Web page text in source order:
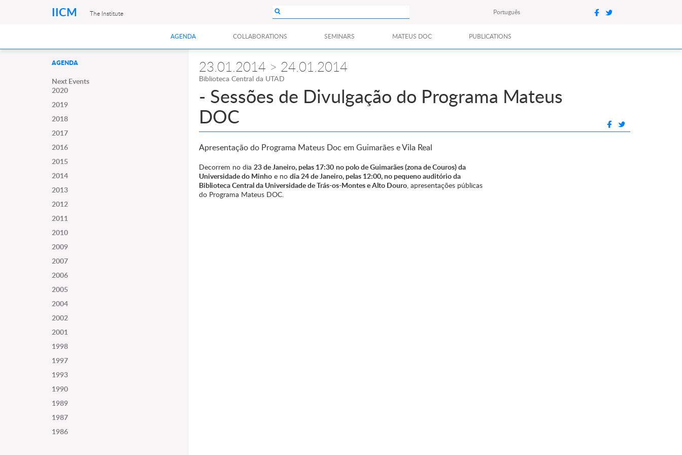
IICM The Institute Português
AGENDA COLLABORATIONS SEMINARS MATEUS DOC PUBLICATIONS
23.01.2014 > 24.01.2014
Biblioteca Central da UTAD
- Sessões de Divulgação do Programa Mateus
DOC
Apresentação do Programa Mateus Doc em Guimarães e Vila Real
Decorrem no dia 23 de Janeiro, pelas 17:30 no polo de Guimarães (zona de Couros) da
Universidade do Minho e no dia 24 de Janeiro, pelas 12:00, no pequeno auditório da
Biblioteca Central da Universidade de Trás-os-Montes e Alto Douro, apresentações públicas
do Programa Mateus DOC.
AGENDA
Next Events
2020
2019
2018
2017
2016
2015
2014
2013
2012
2011
2010
2009
2007
2006
2005
2004
2002
2001
1998
1997
1993
1990
1989
1987
1986